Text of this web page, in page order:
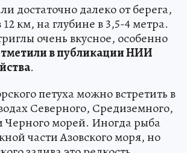
достаточно далеко от берега,
км, на глубине в 3,5-4 метра.
очень вкусное, особенно
в публикации НИИ
.
петуха можно встретить в
Северного, Средиземного,
морей. Иногда рыба
части Азовского моря, но